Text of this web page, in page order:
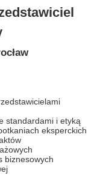
standardami i etyką
eksperckich
biznesowych